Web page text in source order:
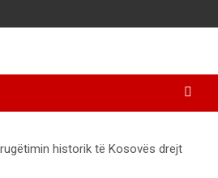
historik të Kosovës drejt